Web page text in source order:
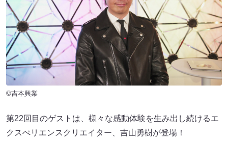
©吉本興業
第22回目のゲストは、様々な感動体験を生み出し続けるエ
クスぺリエンスクリエイター、吉山勇樹が登場！